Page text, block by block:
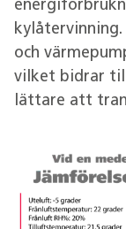
kylåtervinning.
och
vilket bidrar
lättare att